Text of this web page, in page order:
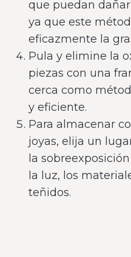
que puedan
ya que este
eficazmente la
Pula y elimine la
piezas con una
cerca como
y eficiente.
Para almacenar
joyas, elija un
la
la luz, los
teñidos.